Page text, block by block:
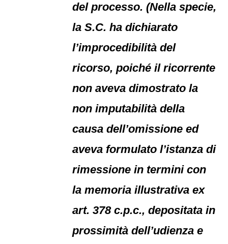
del processo. (Nella specie,
la S.C. ha dichiarato
l’improcedibilità del
ricorso, poiché il ricorrente
non aveva dimostrato la
non imputabilità della
causa dell’omissione ed
aveva formulato l’istanza di
rimessione in termini con
la memoria illustrativa ex
art. 378 c.p.c., depositata in
prossimità dell’udienza e